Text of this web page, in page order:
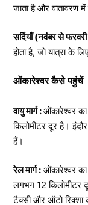
जाता है और वातावरण में
सर्दियाँ (नवंबर से
होता है, जो यात्रा के
ओंकारेश्वर कैसे पहुंचें
वायु मार्ग :ओंकारेश्वर
किलोमीटर दूर है।
हैं।
रेल मार्ग : ओंकारेश्वर
लगभग 12 किलोमीटर
टैक्सी और ऑटो रिक्शा